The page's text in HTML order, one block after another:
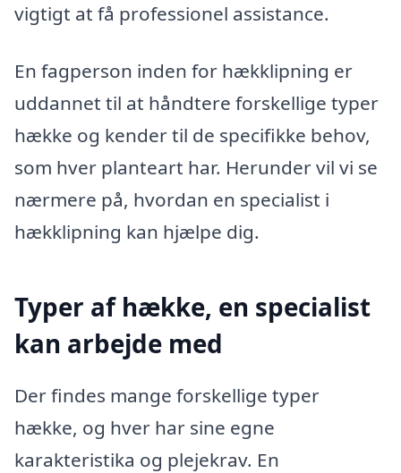
vigtigt at få professionel assistance.
En fagperson inden for hækklipning er
uddannet til at håndtere forskellige typer
hække og kender til de specifikke behov,
som hver planteart har. Herunder vil vi se
nærmere på, hvordan en specialist i
hækklipning kan hjælpe dig.
Typer af hække, en specialist
kan arbejde med
Der findes mange forskellige typer
hække, og hver har sine egne
karakteristika og plejekrav. En